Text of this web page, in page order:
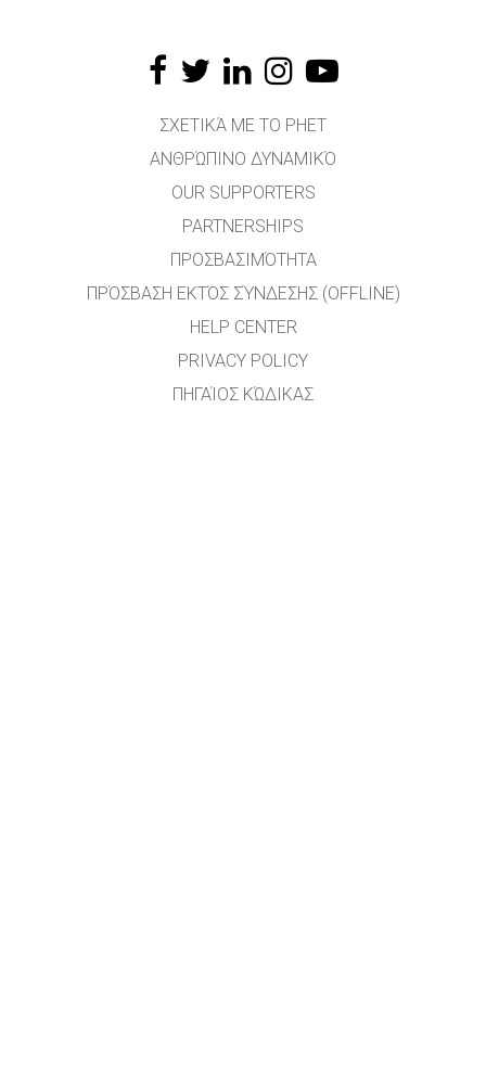
ΣΧΕΤΙΚΆ ΜΕ ΤΟ PHET
ΑΝΘΡΏΠΙΝΟ ΔΥΝΑΜΙΚΌ
OUR SUPPORTERS
PARTNERSHIPS
ΠΡΟΣΒΑΣΙΜΌΤΗΤΑ
ΠΡΌΣΒΑΣΗ ΕΚΤΌΣ ΣΎΝΔΕΣΗΣ (OFFLINE)
HELP CENTER
PRIVACY POLICY
ΠΗΓΑΊΟΣ ΚΏΔΙΚΑΣ